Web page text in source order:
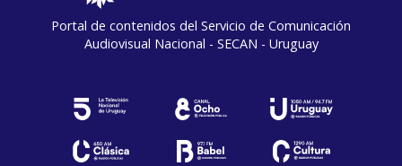
Portal de contenidos del Servicio de Comunicación
Audiovisual Nacional - SECAN - Uruguay